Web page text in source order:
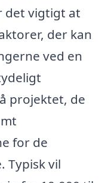
det vigtigt at
der kan
ved en
projektet, de
for de
Typisk vil